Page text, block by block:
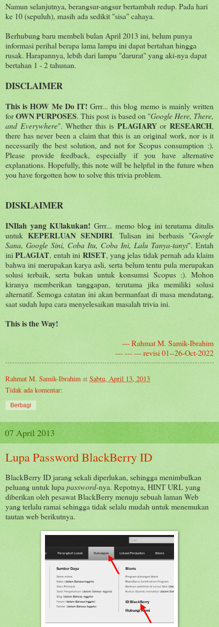
Namun selanjutnya, berangsur-angsur bertambah redup. Pada hari
ke 10 (sepuluh), masih ada sedikit "sisa" cahaya.
Berhubung baru membeli bulan April 2013 ini, belum punya
informasi perihal berapa lama lampu ini dapat bertahan hingga
rusak. Harapannya, lebih dari lampu "darurat" yang aki-nya dapat
bertahan 1 - 2 tahunan.
DISCLAIMER
This is HOW Me Do IT! Grrr... this blog memo is mainly written
forOWN PURPOSES. This post is based on "Google Here, There,
and Everywhere". Whether this is PLAGIARYorRESEARCH,
there has never been a claim that this is an original work, nor is it
necessarily the best solution, and not for Scopus consumption :).
Please provide feedback, especially if you have alternative
explanations. Hopefully, this note will be helpful in the future when
you have forgotten how to solve this trivia problem.
DISKLAIMER
INIlah yang KUlakukan! Grrr... memo blog ini terutama ditulis
untuk KEPERLUAN SENDIRI. Tulisan ini berbasis "Google
Sana, Google Sini, Coba Itu, Coba Ini, Lalu Tanya-tanyi". Entah
iniPLAGIAT, entah ini RISET, yang jelas tidak pernah ada klaim
bahwa ini merupakan karya asli, serta belum tentu pula merupakan
solusi terbaik, serta bukan untuk konsumsi Scopus :). Mohon
kiranya memberikan tanggapan, terutama jika memiliki solusi
alternatif. Semoga catatan ini akan bermanfaat di masa mendatang,
saat sudah lupa cara menyelesaikan masalah trivia ini.
This is the Way!
--- Rahmat M. Samik-Ibrahim
--- --- --- revisi 01--26-Oct-2022
Rahmat M. Samik-Ibrahim at Sabtu, April 13, 2013
Tidak ada komentar:
Berbagi
07 April 2013
Lupa Password BlackBerry ID
BlackBerry ID jarang sekali diperlukan, sehingga menimbulkan
peluang untuk lupapassword-nya. Repotnya, HINT URL yang
diberikan oleh pesawat BlackBerry menuju sebuah laman Web
yang terlalu ramai sehingga tidak selalu mudah untuk menemukan
tautan web berikutnya.